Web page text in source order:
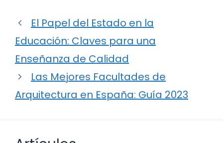
El Papel del Estado en la
Educación: Claves para una
Enseñanza de Calidad
Las Mejores Facultades de
Arquitectura en España: Guía 2023